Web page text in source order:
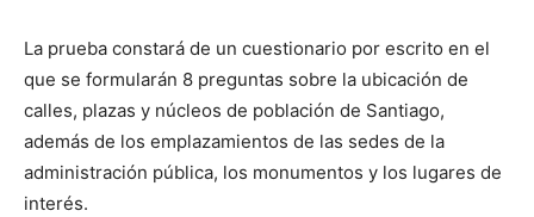
La prueba constará de un cuestionario por escrito en el
que se formularán 8 preguntas sobre la ubicación de
calles, plazas y núcleos de población de Santiago,
además de los emplazamientos de las sedes de la
administración pública, los monumentos y los lugares de
interés.